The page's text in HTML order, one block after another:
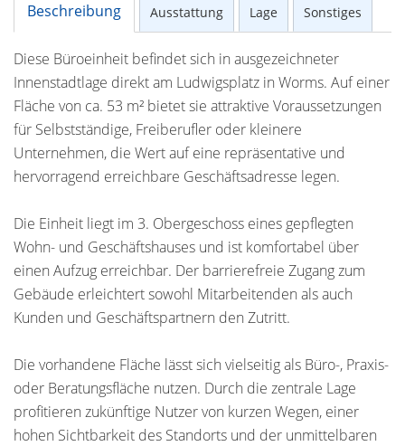
Beschreibung Ausstattung Lage Sonstiges
Diese Büroeinheit befindet sich in ausgezeichneter
Innenstadtlage direkt am Ludwigsplatz in Worms. Auf einer
Fläche von ca. 53 m² bietet sie attraktive Voraussetzungen
für Selbstständige, Freiberufler oder kleinere
Unternehmen, die Wert auf eine repräsentative und
hervorragend erreichbare Geschäftsadresse legen.
Die Einheit liegt im 3. Obergeschoss eines gepflegten
Wohn- und Geschäftshauses und ist komfortabel über
einen Aufzug erreichbar. Der barrierefreie Zugang zum
Gebäude erleichtert sowohl Mitarbeitenden als auch
Kunden und Geschäftspartnern den Zutritt.
Die vorhandene Fläche lässt sich vielseitig als Büro-, Praxis-
oder Beratungsfläche nutzen. Durch die zentrale Lage
profitieren zukünftige Nutzer von kurzen Wegen, einer
hohen Sichtbarkeit des Standorts und der unmittelbaren